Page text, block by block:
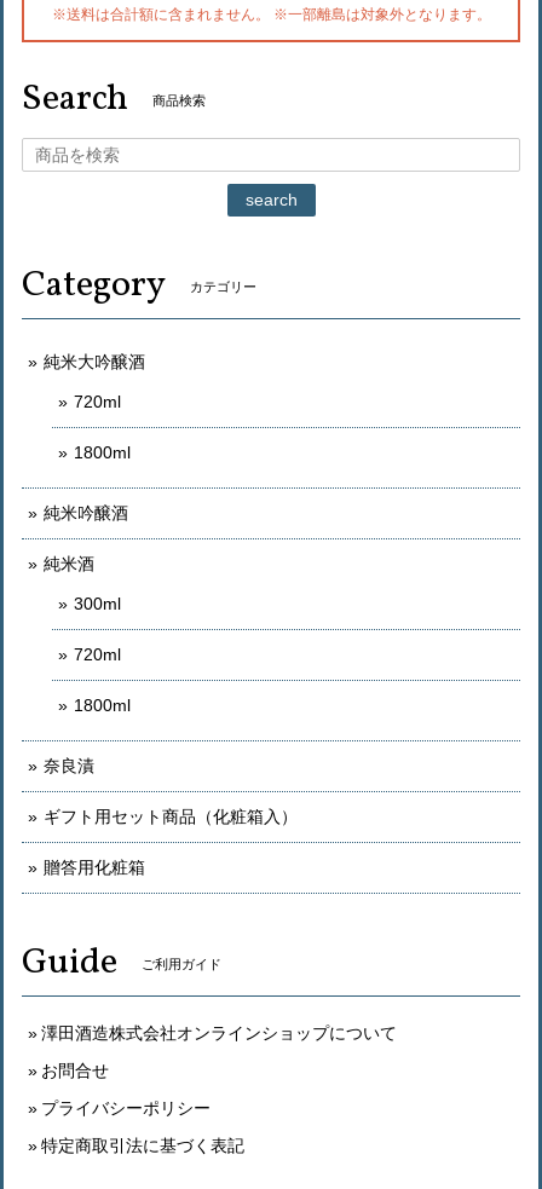
※送料は合計額に含まれません。 ※一部離島は対象外となります。
Search 商品検索
search
Category カテゴリー
純米大吟醸酒
720ml
1800ml
純米吟醸酒
純米酒
300ml
720ml
1800ml
奈良漬
ギフト用セット商品（化粧箱入）
贈答用化粧箱
Guide ご利用ガイド
澤田酒造株式会社オンラインショップについて
お問合せ
プライバシーポリシー
特定商取引法に基づく表記